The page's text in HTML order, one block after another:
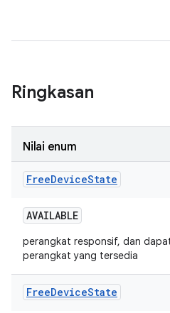
Ringkasan
Nilai enum
FreeDeviceState
AVAILABLE
perangkat responsif, dan
perangkat yang tersedia
FreeDeviceState